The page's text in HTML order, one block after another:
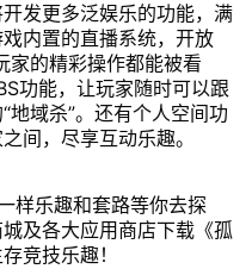
发更多泛娱乐的功能，满
内置的直播系统，开放
家的精彩操作都能被看
功能，让玩家随时可以跟
地域杀”。还有个人空间功
间，尽享互动乐趣。
样乐趣和套路等你去探
及各大应用商店下载《孤
竞技乐趣！